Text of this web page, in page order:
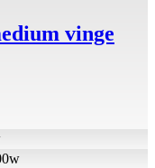
vinge